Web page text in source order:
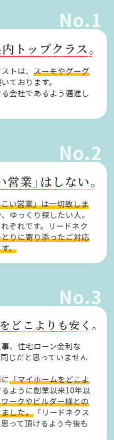
No.1
トップクラス。
トは、スーモやグーグ
ております。
会社であるよう邁進し
No.2
営業」はしない。
い営業」は一切致しま
ゆっくり探したい人。
ぞれです。リードネク
りに寄り添ったご対応
。
No.3
どこよりも安く。
、住宅ローン金利な
じだと思っていません
「マイホームをどこよ
ように創業以来10年以
ークやビルダー様との
した。 「リードネクス
って頂けるよう今後も